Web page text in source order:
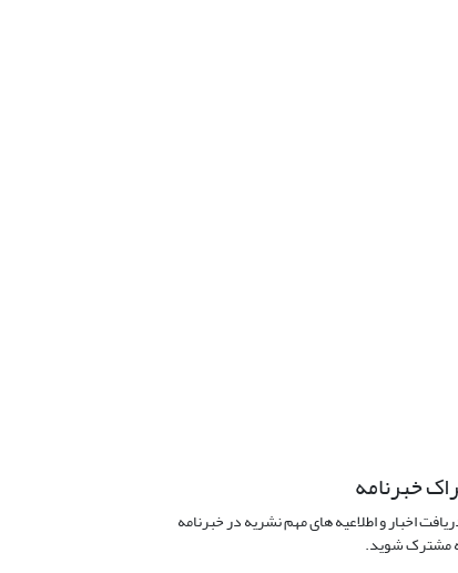
خبرنامه
اخبار و اطلاعیه های مهم نشریه در خبرنامه
مشترک شوید.